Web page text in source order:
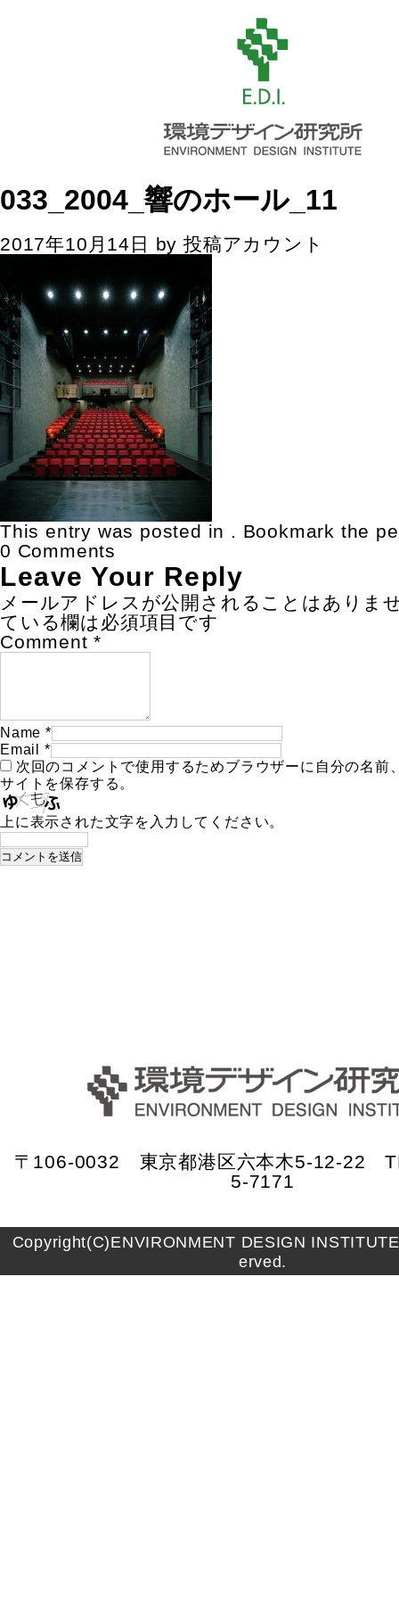
033_2004_響のホール_11
2017年10月14日 by投稿アカウント
This entry was posted in . Bookmark the
0 Comments
Leave Your Reply
メールアドレスが公開されることはありま
ている欄は必須項目です
Comment *
Name *
Email
*
次回のコメントで使用するためブラウザーに自分の名前
サイトを保存する。
上に表示された文字を入力してください。
〒106-0032 東京都港区六本木5-12-22
5-7171
Copyright(C)ENVIRONMENT DESIGN
erved.